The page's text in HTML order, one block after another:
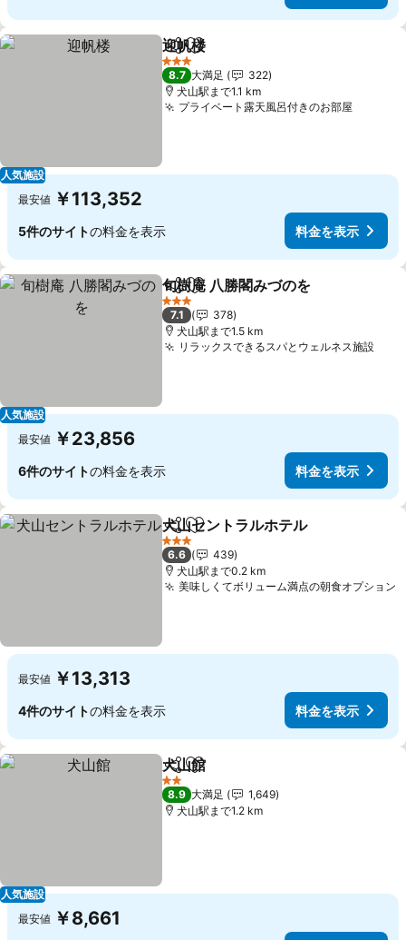
人気施設
シェアお気に入りに追加
迎帆楼
3 ホテルのランク
8.7 大満足
322
犬山駅まで1.1 km
プライベート露天風呂付きのお部屋
最安値 ￥113,352
5件のサイトの料金を表示 料金を表示
人気施設
シェアお気に入りに追加
旬樹庵 八勝閣みづのを
3 ホテルのランク
7.1
378
犬山駅まで1.5 km
リラックスできるスパとウェルネス施設
最安値 ￥23,856
6件のサイトの料金を表示 料金を表示
シェアお気に入りに追加
犬山セントラルホテル
3 ホテルのランク
6.6
439
犬山駅まで0.2 km
美味しくてボリューム満点の朝食オプション
最安値 ￥13,313
4件のサイトの料金を表示 料金を表示
人気施設
シェアお気に入りに追加
犬山館
2 ホテルのランク
8.9 大満足
1,649
犬山駅まで1.2 km
最安値 ￥8,661